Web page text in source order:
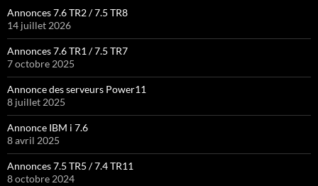
Annonces 7.6 TR2 / 7.5 TR8
14 juillet 2026
Annonces 7.6 TR1 / 7.5 TR7
7 octobre 2025
Annonce des serveurs Power11
8 juillet 2025
Annonce IBM i 7.6
8 avril 2025
Annonces 7.5 TR5 / 7.4 TR11
8 octobre 2024